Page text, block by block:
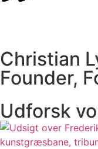
Christian
Founder,
Udforsk